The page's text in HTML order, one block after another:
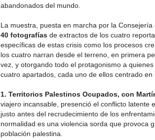
abandonados del mundo.
La muestra, puesta en marcha por la
40 fotografías de extractos de los cuatro
específicas de estas crisis como los procesos
los cuatro narran desde el terreno, en primera
vez, y otorgando todo el protagonismo a
cuatro apartados, cada uno de ellos centrado en
1. Territorios Palestinos Ocupados, con
viajero incansable, presenció el conflicto latente
justo antes del recrudecimiento de los
normalidad es una violencia sorda que provoca
población palestina.